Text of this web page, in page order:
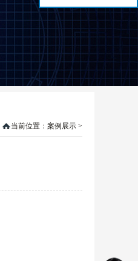
当前位置： 案例展示 >